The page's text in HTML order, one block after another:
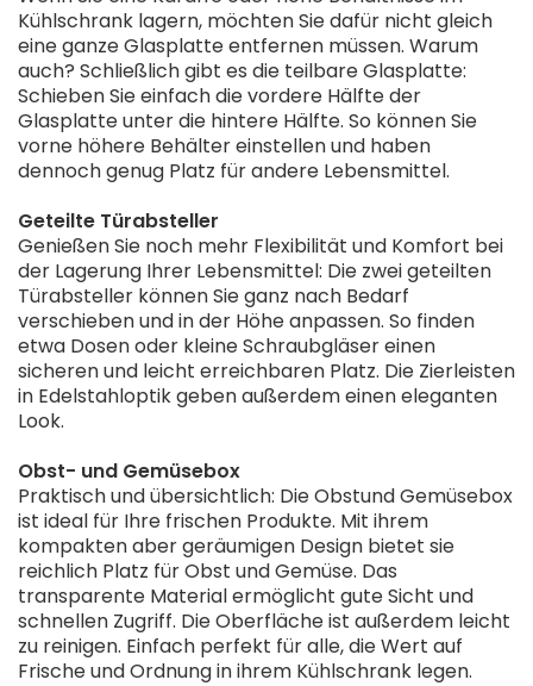
Kühlschrank lagern, möchten Sie dafür nicht gleich
eine ganze Glasplatte entfernen müssen. Warum
auch? Schließlich gibt es die teilbare Glasplatte:
Schieben Sie einfach die vordere Hälfte der
Glasplatte unter die hintere Hälfte. So können Sie
vorne höhere Behälter einstellen und haben
dennoch genug Platz für andere Lebensmittel.
Geteilte Türabsteller
Genießen Sie noch mehr Flexibilität und Komfort bei
der Lagerung Ihrer Lebensmittel: Die zwei geteilten
Türabsteller können Sie ganz nach Bedarf
verschieben und in der Höhe anpassen. So finden
etwa Dosen oder kleine Schraubgläser einen
sicheren und leicht erreichbaren Platz. Die Zierleisten
in Edelstahloptik geben außerdem einen eleganten
Look.
Obst- und Gemüsebox
Praktisch und übersichtlich: Die Obstund Gemüsebox
ist ideal für Ihre frischen Produkte. Mit ihrem
kompakten aber geräumigen Design bietet sie
reichlich Platz für Obst und Gemüse. Das
transparente Material ermöglicht gute Sicht und
schnellen Zugriff. Die Oberfläche ist außerdem leicht
zu reinigen. Einfach perfekt für alle, die Wert auf
Frische und Ordnung in ihrem Kühlschrank legen.